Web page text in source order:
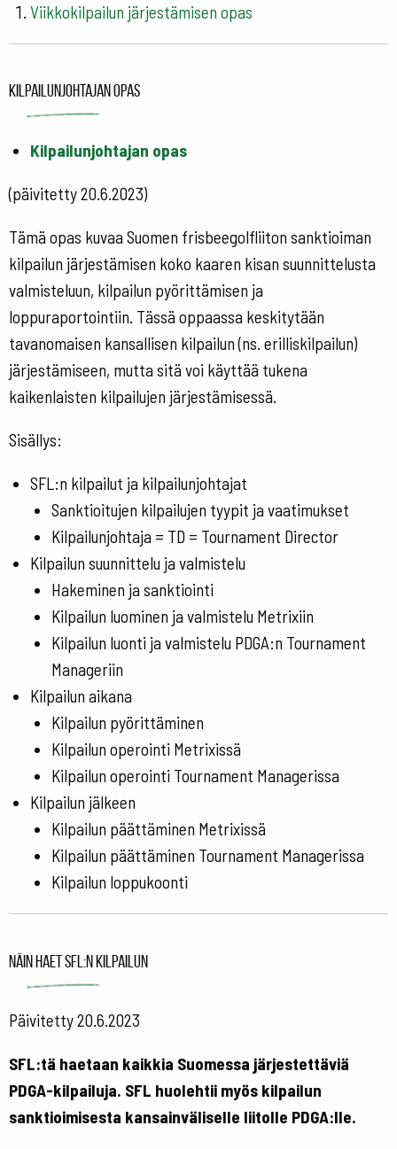
Viikkokilpailun järjestämisen opas
Kilpailunjohtajan opas
Kilpailunjohtajan opas
(päivitetty 20.6.2023)
Tämä opas kuvaa Suomen frisbeegolfliiton sanktioiman
kilpailun järjestämisen koko kaaren kisan suunnittelusta
valmisteluun, kilpailun pyörittämisen ja
loppuraportointiin. Tässä oppaassa keskitytään
tavanomaisen kansallisen kilpailun (ns. erilliskilpailun)
järjestämiseen, mutta sitä voi käyttää tukena
kaikenlaisten kilpailujen järjestämisessä.
Sisällys:
SFL:n kilpailut ja kilpailunjohtajat
Sanktioitujen kilpailujen tyypit ja vaatimukset
Kilpailunjohtaja = TD = Tournament Director
Kilpailun suunnittelu ja valmistelu
Hakeminen ja sanktiointi
Kilpailun luominen ja valmistelu Metrixiin
Kilpailun luonti ja valmistelu PDGA:n Tournament
Manageriin
Kilpailun aikana
Kilpailun pyörittäminen
Kilpailun operointi Metrixissä
Kilpailun operointi Tournament Managerissa
Kilpailun jälkeen
Kilpailun päättäminen Metrixissä
Kilpailun päättäminen Tournament Managerissa
Kilpailun loppukoonti
Näin haet SFL:n kilpailun
Päivitetty 20.6.2023
SFL:tä haetaan kaikkia Suomessa järjestettäviä
PDGA-kilpailuja. SFL huolehtii myös kilpailun
sanktioimisesta kansainväliselle liitolle PDGA:lle.